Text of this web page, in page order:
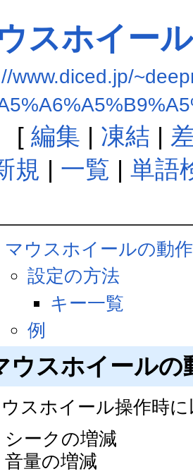
スホイー
www.diced.jp/
[ 編集 | 凍結 |
規 | 一覧 | 単語
マウスホイールの動作
設定の方法
キー一覧
例
ウスホイール
スホイール操作時
シークの増減
音量の増減